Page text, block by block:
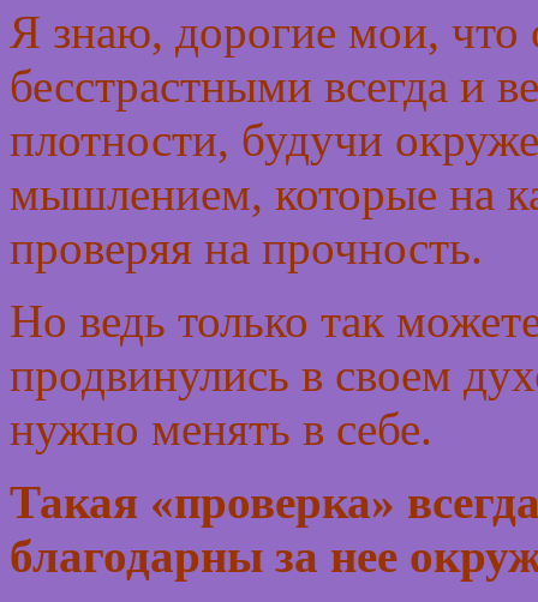
Я знаю, дорогие мои, что
бесстрастными всегда и
плотности, будучи
мышлением, которые на
проверяя на прочность.
Но ведь только так
продвинулись в своем
нужно менять в себе.
Такая «проверка»
благодарны за нее